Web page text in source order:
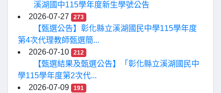
溪湖國中115學年度新生學號公告
2026-07-27
273
【甄選公告】彰化縣立溪湖國民中學115學年度
第4次代理教師甄選簡...
2026-07-10
212
【甄選結果及甄選公告】「彰化縣立溪湖國民中
學115學年度第2次代...
2026-07-09
191